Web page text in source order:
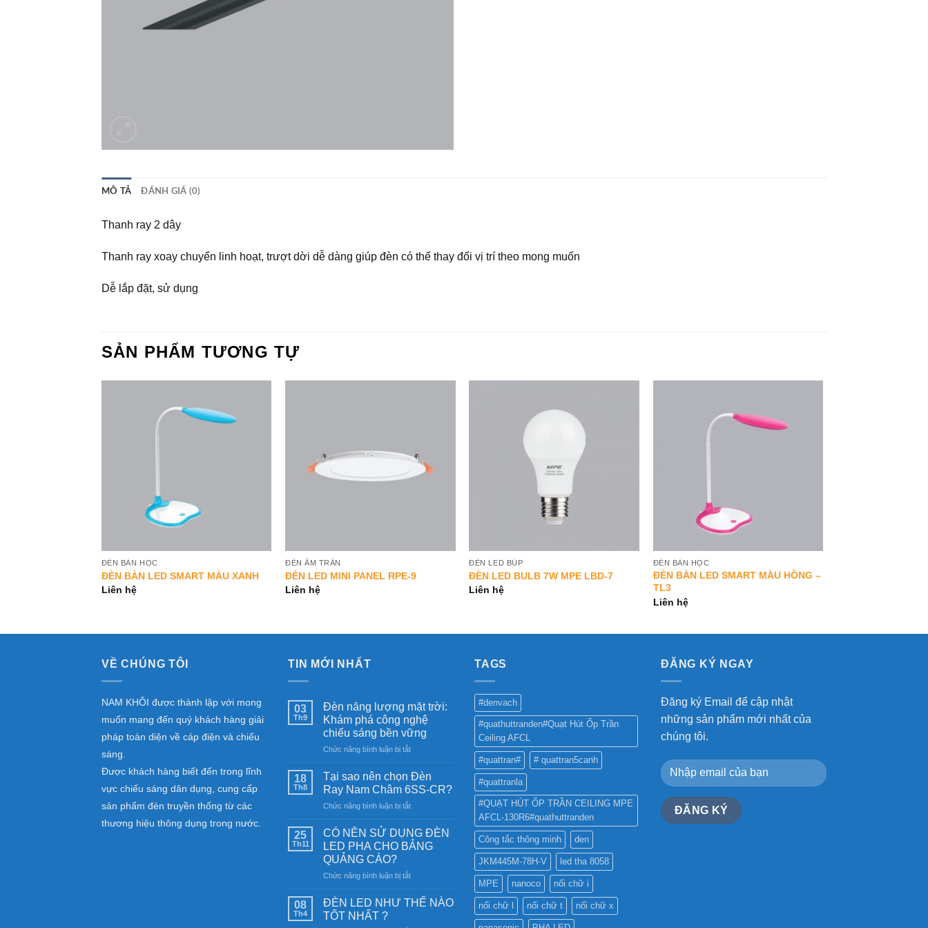
MÔ TẢ ĐÁNH GIÁ (0)
Thanh ray 2 dây
Thanh ray xoay chuyển linh hoạt, trượt dời dễ dàng giúp đèn có thể thay đổi vị trí theo mong muốn
Dễ lắp đặt, sử dụng
SẢN PHẨM TƯƠNG TỰ
Add to
ĐÈN BÀN HỌC
ĐÈN BÀN LED SMART MÀU XANH
Liên hệ
ĐÈN ÂM TRẦN
ĐÈN LED MINI PANEL RPE-9
Liên hệ
ĐÈN LED BÚP
ĐÈN LED BULB 7W MPE LBD-7
Liên hệ
Wishlist
ĐÈN BÀN HỌC
ĐÈN BÀN LED SMART MÀU HỒNG –
TL3
Liên hệ
VỀ CHÚNG TÔI
NAM KHÔI được thành lập với mong
muốn mang đến quý khách hàng giải
pháp toàn diện về cáp điện và chiếu
sáng.
Được khách hàng biết đến trong lĩnh
vực chiếu sáng dân dụng, cung cấp
sản phẩm đèn truyền thống từ các
thương hiệu thông dụng trong nước.
TIN MỚI NHẤT
03
Th9
Đèn năng lượng mặt trời:
Khám phá công nghệ
chiếu sáng bền vững
Chức năng bình luận bị tắtở
năng
lượng
mặt
trời:
phá
công
sáng
vững
18
Th8
Tại sao nên chọn Đèn
Ray Nam Châm 6SS-CR?
Chức năng bình luận bị tắtở
sao
nên
chọn
Ray
Châm
25
Th11
CÓ NÊN SỬ DỤNG ĐÈN
LED PHA CHO BẢNG
QUẢNG CÁO?
Chức năng bình luận bị tắtở
NÊN
08
Th4
ĐÈN LED NHƯ THẾ NÀO
TỐT NHẤT ?
TAGS
#denvach
#quathuttranden#Quạt Hút Ốp Trần
Ceiling AFCL
#quattran# # quattran5canh
#quattranla
#QUẠT HÚT ỐP TRẦN CEILING MPE
AFCL-130R6#quathuttranden
Công tắc thông minh den
JKM445M-78H-V led tha 8058
MPE nanoco nối chữ i
nối chữ l nối chữ t nối chữ x
ĐĂNG KÝ NGAY
Đăng ký Email để cập nhật
những sản phẩm mới nhất của
chúng tôi.